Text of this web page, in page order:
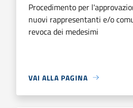
Procedimento per
nuovi rappresentanti e/o
revoca dei medesimi
VAI ALLA PAGINA